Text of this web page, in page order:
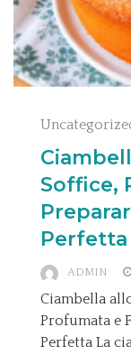
Soffice,
Perfetta
ADMIN
Ciambella
Profumata e
Perfetta La